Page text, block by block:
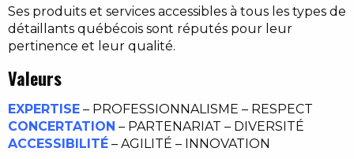
Ses produits et services accessibles à tous les types de
détaillants québécois sont réputés pour leur
pertinence et leur qualité.
Valeurs
EXPERTISE – PROFESSIONNALISME – RESPECT
CONCERTATION – PARTENARIAT – DIVERSITÉ
ACCESSIBILITÉ – AGILITÉ – INNOVATION